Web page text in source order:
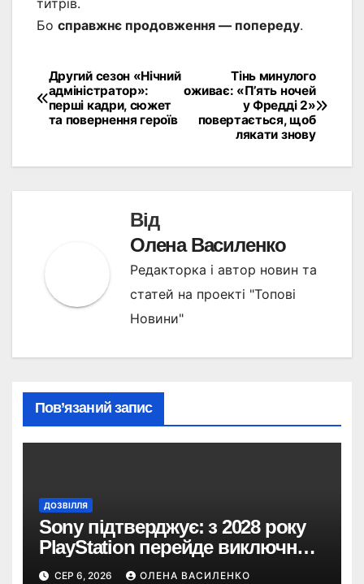
титрів.
Бо справжнє продовження — попереду.
Навігація
записів
Тінь минулого
оживає: «П’ять ночей
у Фредді 2»
повертається, щоб
лякати знову
Другий сезон «Нічний
адміністратор»:
перші кадри, сюжет
та повернення героїв
Від
Олена Василенко
Редакторка і автор новин та
статей на проекті "Топові
Новини"
Пов’язаний запис
ДОЗВІЛЛЯ
Sony підтверджує: з 2028 року
PlayStation перейде виключно
на цифрові ігри
СЕР 6, 2026 ОЛЕНА ВАСИЛЕНКО